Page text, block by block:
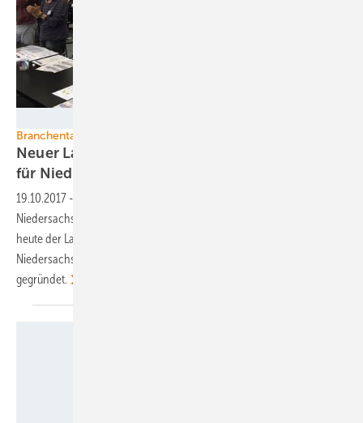
Branchentag in Hannover
Neuer Landesverband Erneuerbare Energien
für Niedersachsen und
19.10.2017 -
Niedersachsen-Bremen mit dem 4. BWE-Windbranchentag wurde
heute der Landesverband Erneuerbare Energien
Niedersachsen/Bremen unter Standing Ovations in Hannover
gegründet.